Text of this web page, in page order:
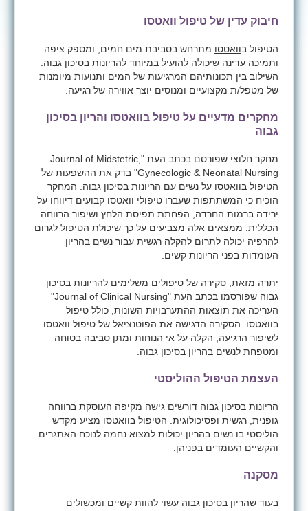
חיבוק עדין של טיפול וואטסו
הטיפול בוואטסו מתרחש בסביבת מים חמים, ומספק ציפה
ותמיכה עדינה שיכולה להועיל במיוחד להריונות בסיכון גבוה.
השילוב בין תכונותיהם המרגיעות של המים ותנועות מיומנות
של מטפל/ת מקצועיים ומנוסים יוצר אווירה של רגיעה.
מחקרים מדעיים על טיפול בוואטסו והריון בסיכון
גבוה
מחקר חלוצי שפורסם בכתב העת " Journal of Midstetric,
Gynecologic & Neonatal Nursing" בדק את ההשפעות של
הטיפול בוואטסו על נשים עם הריונות בסיכון גבוה. המחקר
הוכיח כי המשתתפות שעברו טיפולי וואטסו קבועים דיווחו על
ירידה ברמות החרדה, הפחתת תפיסת הלחץ ושיפור הרווחה
הכללית. ממצאים אלה מצביעים על כך שיכולת הטיפול לגרום
להרפיה יכולה לתרום להקלה רגשית עבור נשים בהריון
העומדות בפני הריונות קשים.
יתרה מזאת, סקירה של טיפולים משלימים להריונות בסיכון
גבוה שפורסמו בכתב העת "Journal of Clinical Nursing
"
העריכה את תוצאות ההתערבויות השונות, כולל טיפול
בוואטסו. הסקירה הדגישה את הפוטנציאל של טיפול וואטסו
לשיפור הרגיעה, הקלה על אי הנוחות ומתן סביבה בטוחה
ומטפחת לנשים בהריון בסיכון גבוה.
העצמת הטיפול ההוליסטי
הריונות בסיכון גבוה דורשים גישה מקיפה העוסקת ברווחה
גופנית, רגשית ופסיכולוגית. הטיפול בוואטסו מציע מקדש
הוליסטי בו נשים בהריון יכולות למצוא נחמה לנוכח האתגרים
והקשיים העומדים בפניהן.
מסקנה
בעוד שהריון בסיכון גבוה עשוי להוות קשיים ומכשולים